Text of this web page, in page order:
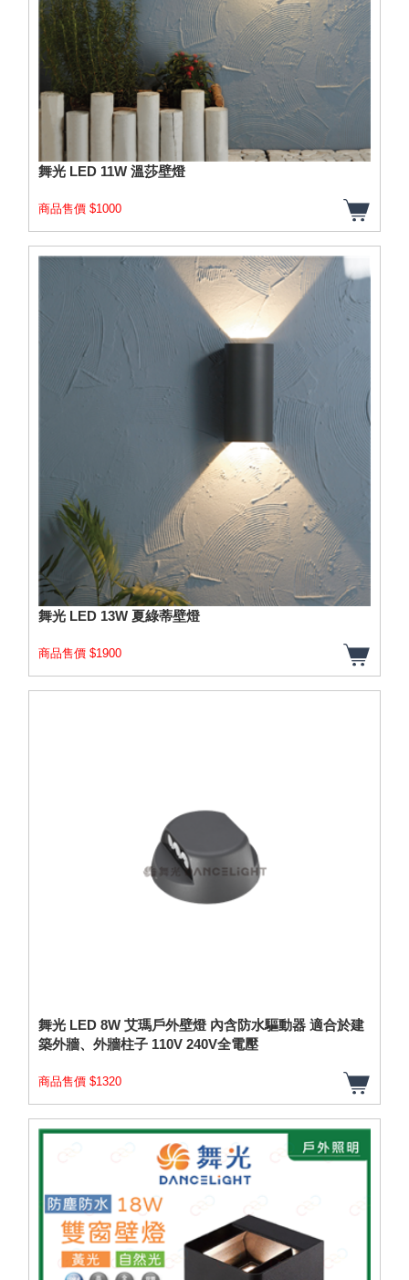
舞光 LED 11W 溫莎壁燈
商品售價 $1000
舞光 LED 13W 夏綠蒂壁燈
商品售價 $1900
舞光 LED 8W 艾瑪戶外壁燈 內含防水驅動器 適合於建
築外牆、外牆柱子 110V 240V全電壓
商品售價 $1320